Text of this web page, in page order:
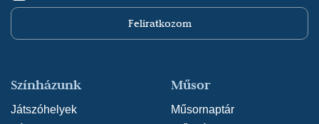
Feliratkozom
Színházunk
Játszóhelyek
Műsor
Műsornaptár